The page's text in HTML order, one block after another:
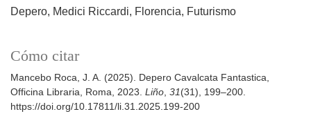
Depero Medici Riccardi Florencia Futurismo
Cómo citar
Mancebo Roca, J. A. (2025). Depero Cavalcata Fantastica,
Officina Libraria, Roma, 2023. Liño, 31(31), 199–200.
https://doi.org/10.17811/li.31.2025.199-200